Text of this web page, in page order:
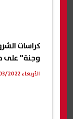
كراسات
وجنة" على
الأربعاء 09/03/2022 03:28 م